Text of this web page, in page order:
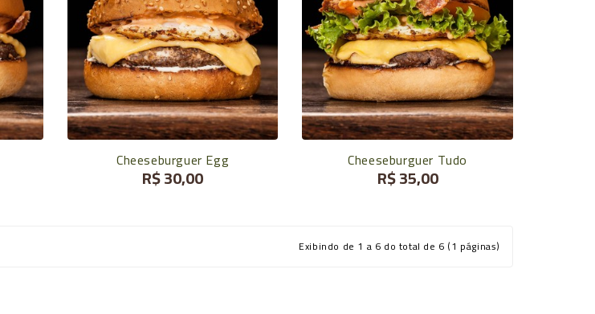
Cheeseburguer Egg
R$ 30,00
Cheeseburguer Tudo
R$ 35,00
Exibindo de 1 a 6 do total de 6 (1 páginas)